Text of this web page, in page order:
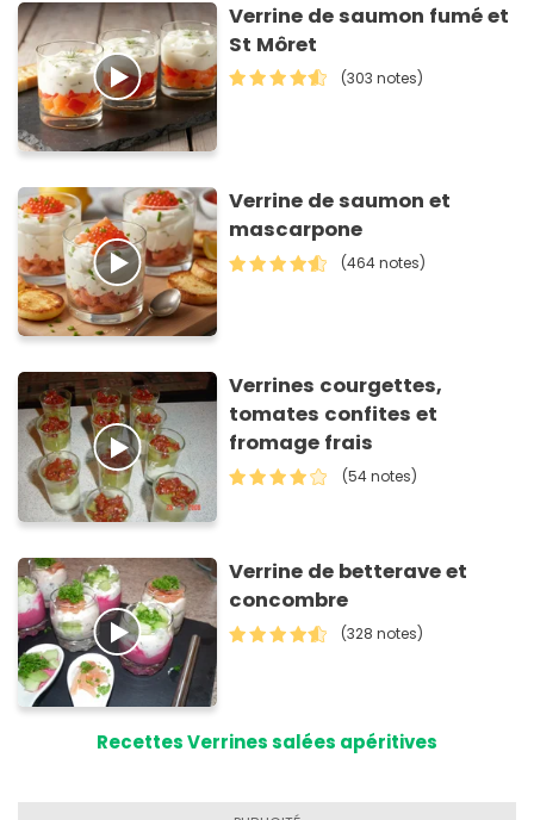
Verrine de saumon fumé et
St Môret
(303 notes)
Verrine de saumon et
mascarpone
(464 notes)
Verrines courgettes,
tomates confites et
fromage frais
(54 notes)
Verrine de betterave et
concombre
(328 notes)
Recettes Verrines salées apéritives